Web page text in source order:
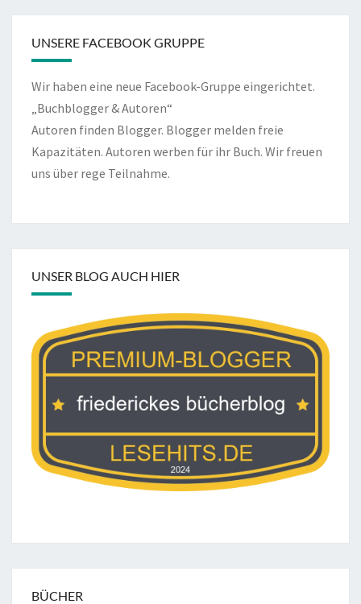
UNSERE FACEBOOK GRUPPE
Wir haben eine neue Facebook-Gruppe eingerichtet.
„Buchblogger & Autoren“
Autoren finden Blogger. Blogger melden freie
Kapazitäten. Autoren werben für ihr Buch. Wir freuen
uns über rege Teilnahme.
UNSER BLOG AUCH HIER
BÜCHER